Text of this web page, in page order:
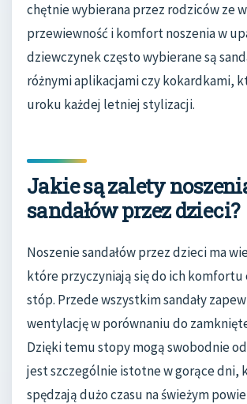
chętnie wybierana przez rodziców ze
przewiewność i komfort noszenia w
dziewczynek często wybierane są
różnymi aplikacjami czy kokardkami,
uroku każdej letniej stylizacji.
Jakie są zalety
sandałów przez dzieci?
Noszenie sandałów przez dzieci ma
które przyczyniają się do ich komfortu
stóp. Przede wszystkim sandały
wentylację w porównaniu do
Dzięki temu stopy mogą swobodnie
jest szczególnie istotne w gorące dni,
spędzają dużo czasu na świeżym